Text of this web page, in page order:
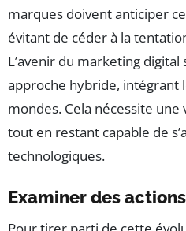
marques doivent anticiper
évitant de céder à la
L’avenir du marketing digital
approche hybride, intégrant
mondes. Cela nécessite
tout en restant capable de
technologiques.
Examiner des